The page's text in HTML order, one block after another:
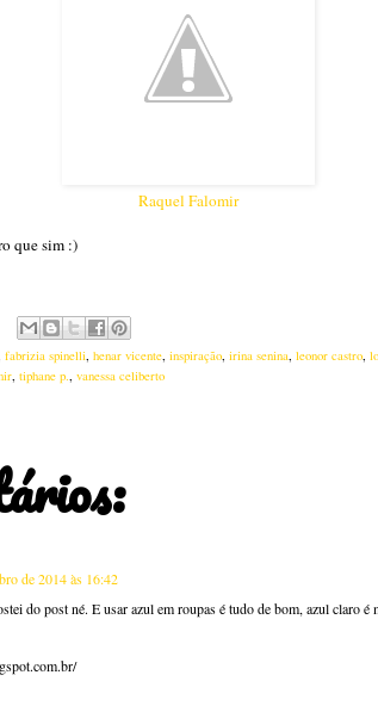
Raquel Falomir
que sim :)
fabrizia spinelli, henar vicente, inspiração, irina senina, leonor castro,
, tiphane p., vanessa celiberto
de 2014 às 16:42
do post né. E usar azul em roupas é tudo de bom, azul claro é